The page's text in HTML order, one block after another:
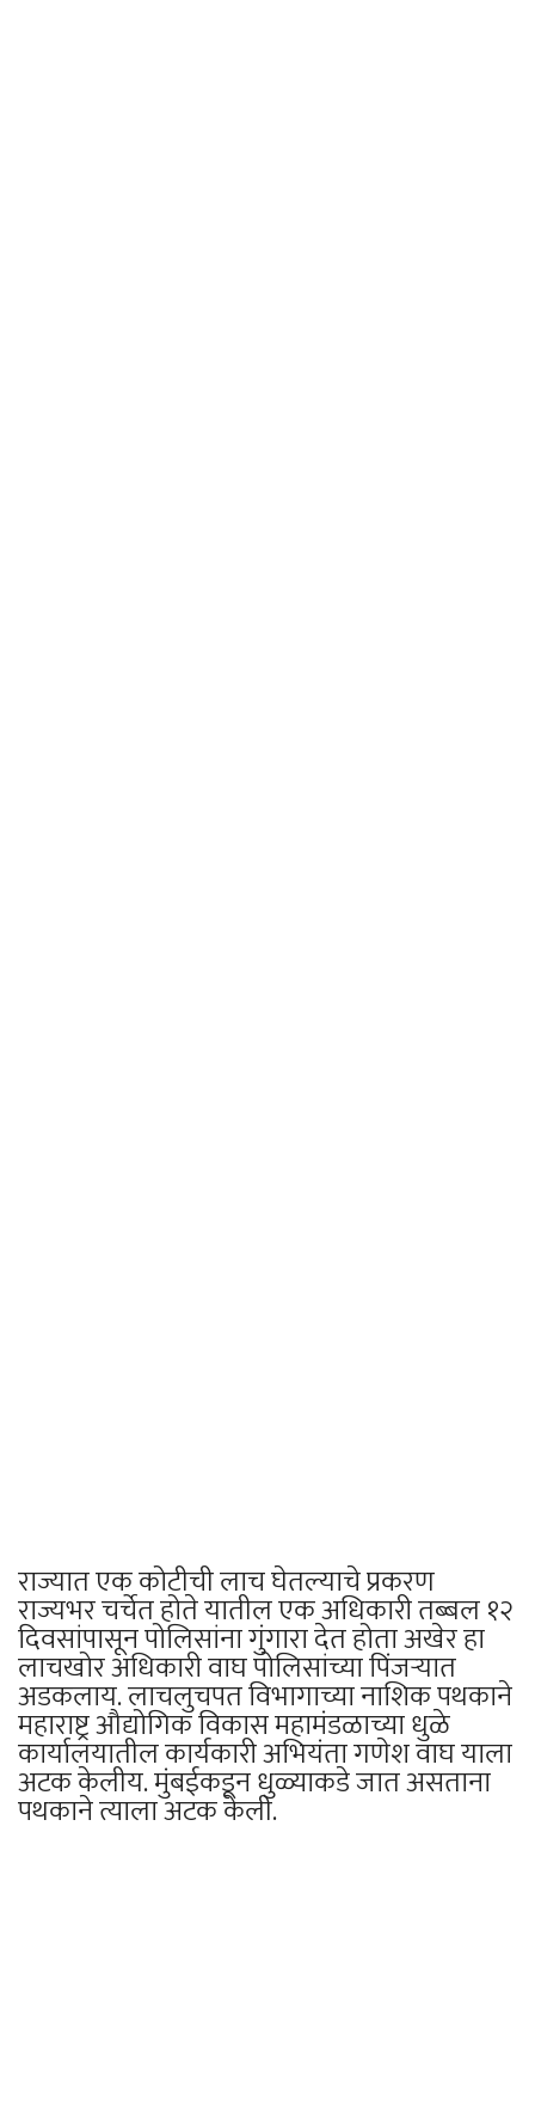
राज्यात एक कोटीची लाच घेतल्याचे प्रकरण
राज्यभर चर्चेत होते यातील एक अधिकारी तब्बल १२
दिवसांपासून पोलिसांना गुंगारा देत होता अखेर हा
लाचखोर अधिकारी वाघ पोलिसांच्या पिंजऱ्यात
अडकलाय. लाचलुचपत विभागाच्या नाशिक पथकाने
महाराष्ट्र औद्योगिक विकास महामंडळाच्या धुळे
कार्यालयातील कार्यकारी अभियंता गणेश वाघ याला
अटक केलीय. मुंबईकडून धुळ्याकडे जात असताना
पथकाने त्याला अटक केली.